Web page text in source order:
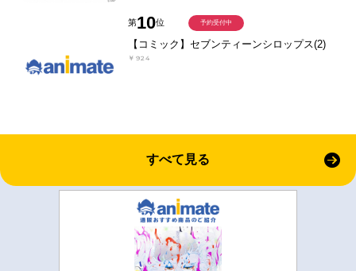
第10位
【コミック】セブンティーンシロップス(2)
￥924
予約受付中
すべて見る